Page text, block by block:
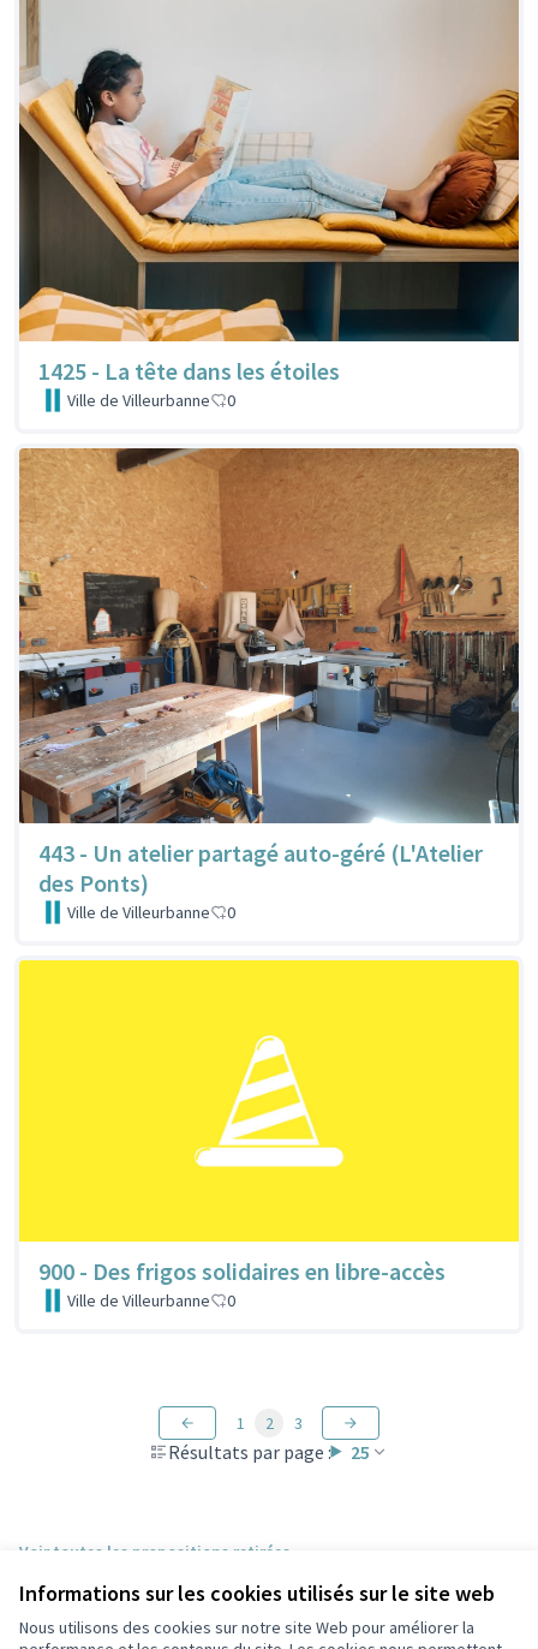
Informations sur les cookies utilisés sur le site web
Nous utilisons des cookies sur notre site Web pour améliorer la
1425 - La tête dans les étoiles
Ville de Villeurbanne 0
443 - Un atelier partagé auto-géré (L'Atelier
des Ponts)
Ville de Villeurbanne 0
900 - Des frigos solidaires en libre-accès
Ville de Villeurbanne 0
Résultats par page : 25
1 2 3
Voir toutes les propositions retirées
Conditions d'utilisation